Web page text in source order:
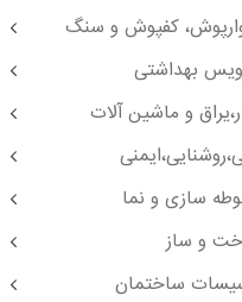
کفپوش و سنگ
بهداشتی
و ماشین آلات
سازی و نما
و ساز
ساختمان